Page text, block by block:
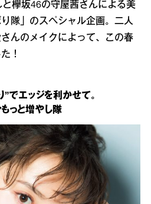
欅坂46の守屋茜さんによる美
隊」のスペシャル企画。二人
んのメイクによって、この春
！
でエッジを利かせて。
っと増やし隊